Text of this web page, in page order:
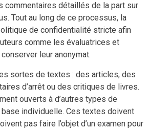
commentaires détaillés de la part sur
Tout au long de ce processus, la
de confidentialité stricte afin
comme les évaluatrices et
leur anonymat.
sortes de textes : des articles, des
d’arrêt ou des critiques de livres.
ouverts à d’autres types de
individuelle. Ces textes doivent
pas faire l’objet d’un examen pour